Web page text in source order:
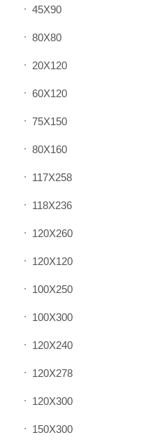
45X90
80X80
20X120
60X120
75X150
80X160
117X258
118X236
120X260
120X120
100X250
100X300
120X240
120X278
120X300
150X300